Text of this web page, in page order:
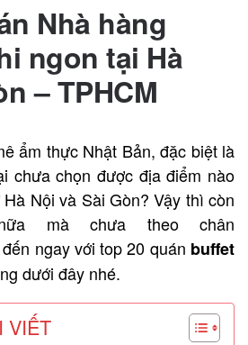
Nhà hàng
ngon tại Hà
– TPHCM
ẩm thực Nhật Bản, đặc biệt là
chưa chọn được địa điểm nào
Nội và Sài Gòn? Vậy thì còn
mà chưa theo chân
ngay với top 20 quán buffet
dưới đây nhé.
VIẾT